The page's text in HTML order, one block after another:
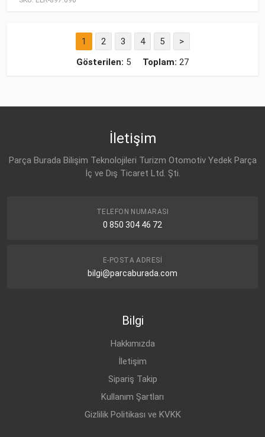
1 2 3 4 5
>
Gösterilen: 5 Toplam: 27
İletişim
Parça Burada Bilişim Teknolojileri Turizm Otomotiv Yedek Parça
İç ve Dış Ticaret Ltd. Şti.
TELEFON NUMARASI
0 850 304 46 72
E-POSTA ADRESI
bilgi@parcaburada.com
Bilgi
Hakkımızda
İletişim
Sipariş Takip
Kullanım Şartları
Gizlilik Politikası ve KVKK